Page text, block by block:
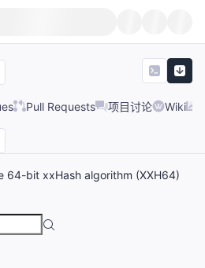
Pull Requests 项目讨论 Wiki
64-bit xxHash algorithm (XXH64)